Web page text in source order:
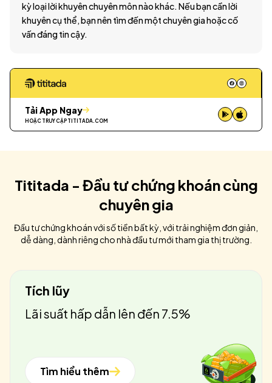
kỳ loại lời khuyên chuyên môn nào khác. Nếu bạn cần lời
khuyên cụ thể, bạn nên tìm đến một chuyên gia hoặc cố
vấn đáng tin cậy.
Tải App Ngay
HOẶC TRUY CẬP TITITADA.COM
Tititada - Đầu tư chứng khoán cùng
chuyên gia
Đầu tư chứng khoán với số tiền bất kỳ, với trải nghiệm đơn giản,
dễ dàng, dành riêng cho nhà đầu tư mới tham gia thị trường.
Tích lũy
Lãi suất hấp dẫn lên đến 7.5%
Tìm hiểu thêm